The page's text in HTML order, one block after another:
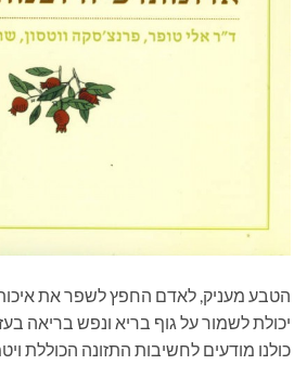
הטבע מעניק, לאדם החפץ לשפר את איכות
יכולת לשמור על גוף בריא ונפש בריאה
כולנו מודעים לחשיבות התזונה הכוללת